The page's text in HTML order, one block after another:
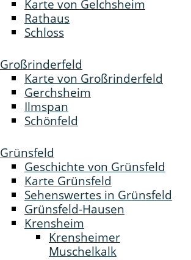
Karte von Gelchsheim
Rathaus
Schloss
Großrinderfeld
Karte von Großrinderfeld
Gerchsheim
Ilmspan
Schönfeld
Grünsfeld
Geschichte von Grünsfeld
Karte Grünsfeld
Sehenswertes in Grünsfeld
Grünsfeld-Hausen
Krensheim
Krensheimer
Muschelkalk